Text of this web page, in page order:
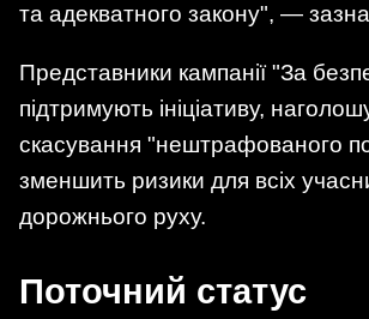
та адекватного закону", —
Представники кампанії "За
підтримують ініціативу,
скасування "нештрафованого
зменшить ризики для всіх
дорожнього руху.
Поточний статус